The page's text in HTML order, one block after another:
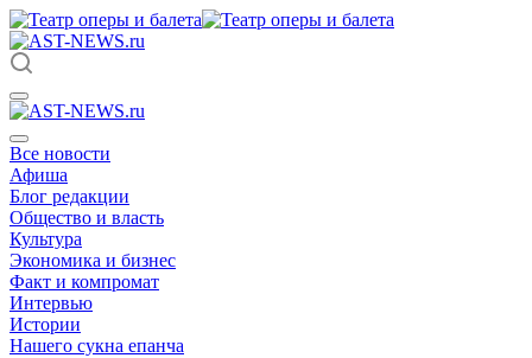
Все новости
Афиша
Блог редакции
Общество и власть
Культура
Экономика и бизнес
Факт и компромат
Интервью
Истории
Нашего сукна епанча